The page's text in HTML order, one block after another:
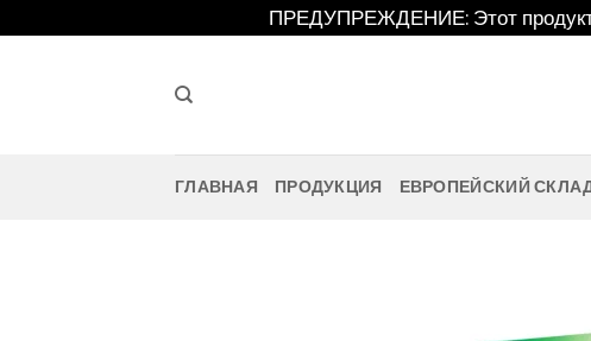
к
ПРЕДУПРЕЖДЕНИЕ: Этот продукт
ГЛАВНАЯ ПРОДУКЦИЯ ЕВРОПЕЙСКИЙ